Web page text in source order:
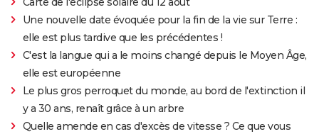
Une nouvelle date évoquée pour la fin de la vie sur Terre :
elle est plus tardive que les précédentes !
C'est la langue qui a le moins changé depuis le Moyen Âge,
elle est européenne
Le plus gros perroquet du monde, au bord de l'extinction il
y a 30 ans, renaît grâce à un arbre
Quelle amende en cas d'excès de vitesse ? Ce que vous